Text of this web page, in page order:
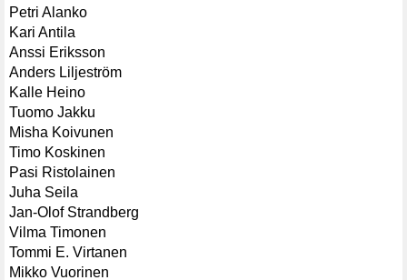
Petri Alanko
Kari Antila
Anssi Eriksson
Anders Liljeström
Kalle Heino
Tuomo Jakku
Misha Koivunen
Timo Koskinen
Pasi Ristolainen
Juha Seila
Jan-Olof Strandberg
Vilma Timonen
Tommi E. Virtanen
Mikko Vuorinen